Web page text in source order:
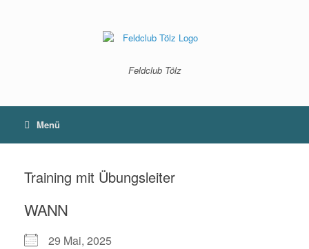
Feldclub Tölz
Menü
Training mit Übungsleiter
WANN
29 Mai, 2025